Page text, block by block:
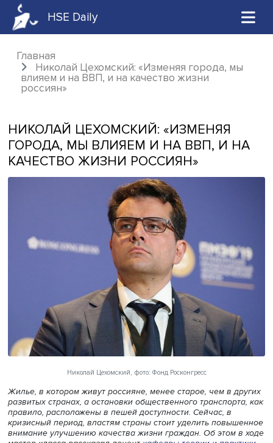
HSE Daily
Главная
Николай Цехомский: «Изменяя города,
влияем и на ВВП, и на качество жизни
НИКОЛАЙ ЦЕХОМСКИЙ: «ИЗМЕНЯЯ
ГОРОДА, МЫ ВЛИЯЕМ И НА ВВП, И
КАЧЕСТВО ЖИЗНИ РОССИЯН»
Николай Цехомский, фото: Фонд Росконгресс